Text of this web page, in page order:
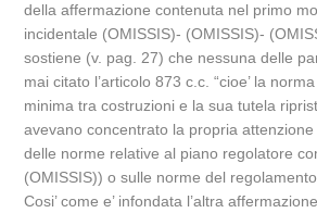
della affermazione contenuta nel primo
incidentale (OMISSIS)- (OMISSIS)-
sostiene (v. pag. 27) che nessuna delle
mai citato l’articolo 873 c.c. “cioe’ la
minima tra costruzioni e la sua tutela
avevano concentrato la propria attenzione
delle norme relative al piano regolatore
(OMISSIS)) o sulle norme del regolamento
Cosi’ come e’ infondata l’altra